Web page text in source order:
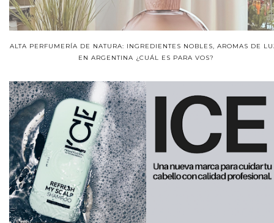
ALTA PERFUMERÍA DE NATURA: INGREDIENTES NOBLES, AROMAS DE
EN ARGENTINA ¿CUÁL ES PARA VOS?